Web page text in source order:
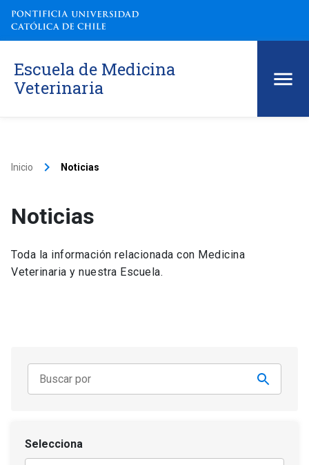
Escuela de Medicina
Veterinaria
Inicio keyboard_arrow_right Noticias
Noticias
Toda la información relacionada con Medicina
Veterinaria y nuestra Escuela.
Selecciona